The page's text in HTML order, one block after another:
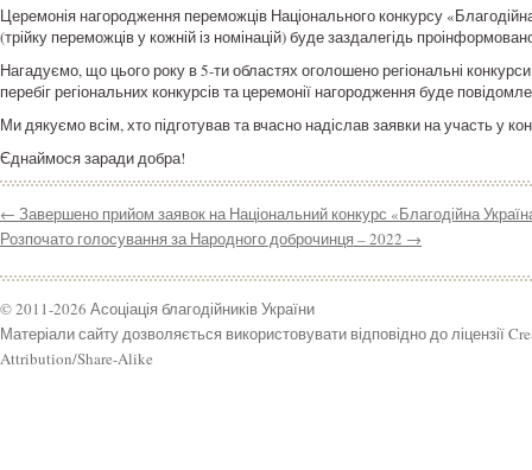
Церемонія нагородження переможців Національного конкурсу
(трійку переможців у кожній із номінацій) буде заздалегідь
Нагадуємо, що цього року в 5-ти областях оголошено регіональні
перебіг регіональних конкурсів та церемонії нагородження буде
Ми дякуємо всім, хто підготував та вчасно надіслав заявки на участь у
Єднаймося заради добра!
← Завершено прийом заявок на Національний конкурс «Благодійна
Розпочато голосування за Народного доброчинця – 2022 →
© 2011-2026 Асоціація благодійників України
Матеріали сайту дозволяється використовувати відповідно до ліцензії
Attribution/Share-Alike